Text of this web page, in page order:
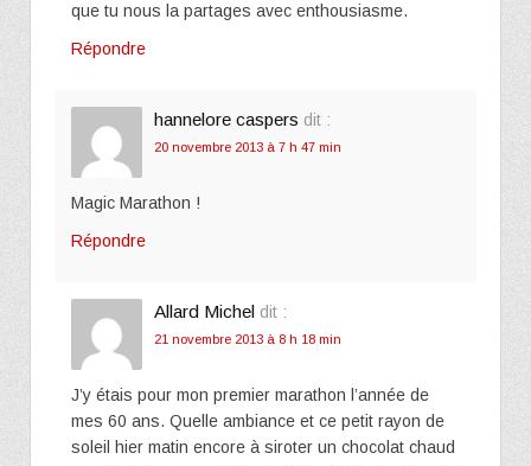
que tu nous la partages avec enthousiasme.
Répondre
hannelore caspers dit :
20 novembre 2013 à 7 h 47 min
Magic Marathon !
Répondre
Allard Michel dit :
21 novembre 2013 à 8 h 18 min
J’y étais pour mon premier marathon l’année de
mes 60 ans. Quelle ambiance et ce petit rayon de
soleil hier matin encore à siroter un chocolat chaud